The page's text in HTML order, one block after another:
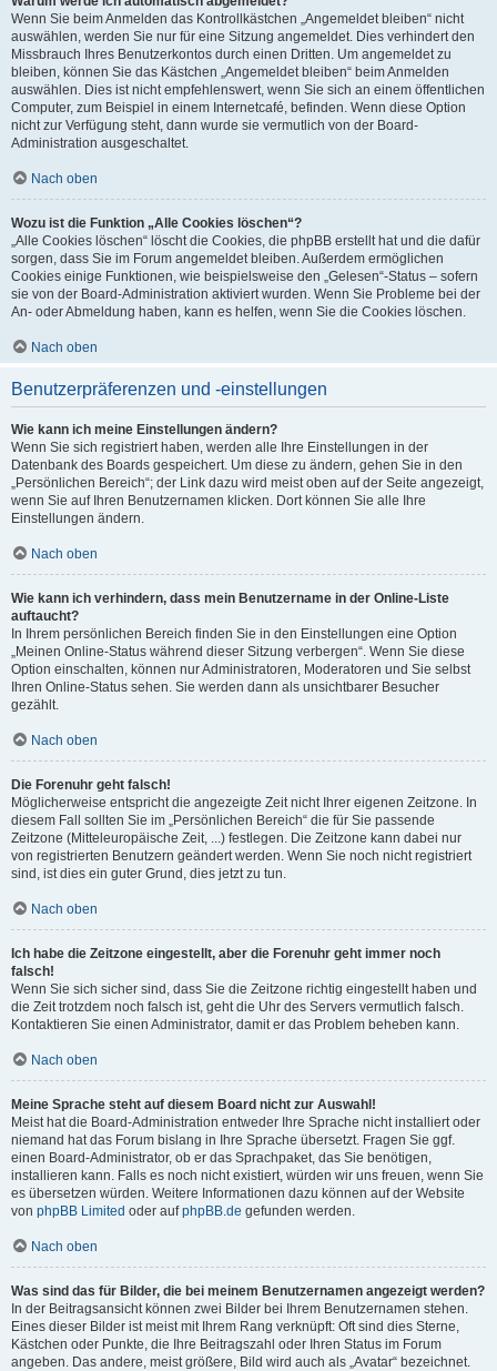
Wenn Sie beim Anmelden das Kontrollkästchen „Angemeldet bleiben“ nicht
auswählen, werden Sie nur für eine Sitzung angemeldet. Dies verhindert den
Missbrauch Ihres Benutzerkontos durch einen Dritten. Um angemeldet zu
bleiben, können Sie das Kästchen „Angemeldet bleiben“ beim Anmelden
auswählen. Dies ist nicht empfehlenswert, wenn Sie sich an einem öffentlichen
Computer, zum Beispiel in einem Internetcafé, befinden. Wenn diese Option
nicht zur Verfügung steht, dann wurde sie vermutlich von der Board-
Administration ausgeschaltet.
Nach oben
Wozu ist die Funktion „Alle Cookies löschen“?
„Alle Cookies löschen“ löscht die Cookies, die phpBB erstellt hat und die dafür
sorgen, dass Sie im Forum angemeldet bleiben. Außerdem ermöglichen
Cookies einige Funktionen, wie beispielsweise den „Gelesen“-Status – sofern
sie von der Board-Administration aktiviert wurden. Wenn Sie Probleme bei der
An- oder Abmeldung haben, kann es helfen, wenn Sie die Cookies löschen.
Nach oben
Benutzerpräferenzen und -einstellungen
Wie kann ich meine Einstellungen ändern?
Wenn Sie sich registriert haben, werden alle Ihre Einstellungen in der
Datenbank des Boards gespeichert. Um diese zu ändern, gehen Sie in den
„Persönlichen Bereich“; der Link dazu wird meist oben auf der Seite angezeigt,
wenn Sie auf Ihren Benutzernamen klicken. Dort können Sie alle Ihre
Einstellungen ändern.
Nach oben
Wie kann ich verhindern, dass mein Benutzername in der Online-Liste
auftaucht?
In Ihrem persönlichen Bereich finden Sie in den Einstellungen eine Option
„Meinen Online-Status während dieser Sitzung verbergen“. Wenn Sie diese
Option einschalten, können nur Administratoren, Moderatoren und Sie selbst
Ihren Online-Status sehen. Sie werden dann als unsichtbarer Besucher
gezählt.
Nach oben
Die Forenuhr geht falsch!
Möglicherweise entspricht die angezeigte Zeit nicht Ihrer eigenen Zeitzone. In
diesem Fall sollten Sie im „Persönlichen Bereich“ die für Sie passende
Zeitzone (Mitteleuropäische Zeit, ...) festlegen. Die Zeitzone kann dabei nur
von registrierten Benutzern geändert werden. Wenn Sie noch nicht registriert
sind, ist dies ein guter Grund, dies jetzt zu tun.
Nach oben
Ich habe die Zeitzone eingestellt, aber die Forenuhr geht immer noch
falsch!
Wenn Sie sich sicher sind, dass Sie die Zeitzone richtig eingestellt haben und
die Zeit trotzdem noch falsch ist, geht die Uhr des Servers vermutlich falsch.
Kontaktieren Sie einen Administrator, damit er das Problem beheben kann.
Nach oben
Meine Sprache steht auf diesem Board nicht zur Auswahl!
Meist hat die Board-Administration entweder Ihre Sprache nicht installiert oder
niemand hat das Forum bislang in Ihre Sprache übersetzt. Fragen Sie ggf.
einen Board-Administrator, ob er das Sprachpaket, das Sie benötigen,
installieren kann. Falls es noch nicht existiert, würden wir uns freuen, wenn Sie
es übersetzen würden. Weitere Informationen dazu können auf der Website
von phpBB Limited oder aufphpBB.de gefunden werden.
Nach oben
Was sind das für Bilder, die bei meinem Benutzernamen angezeigt werden?
In der Beitragsansicht können zwei Bilder bei Ihrem Benutzernamen stehen.
Eines dieser Bilder ist meist mit Ihrem Rang verknüpft: Oft sind dies Sterne,
Kästchen oder Punkte, die Ihre Beitragszahl oder Ihren Status im Forum
angeben. Das andere, meist größere, Bild wird auch als „Avatar“ bezeichnet.